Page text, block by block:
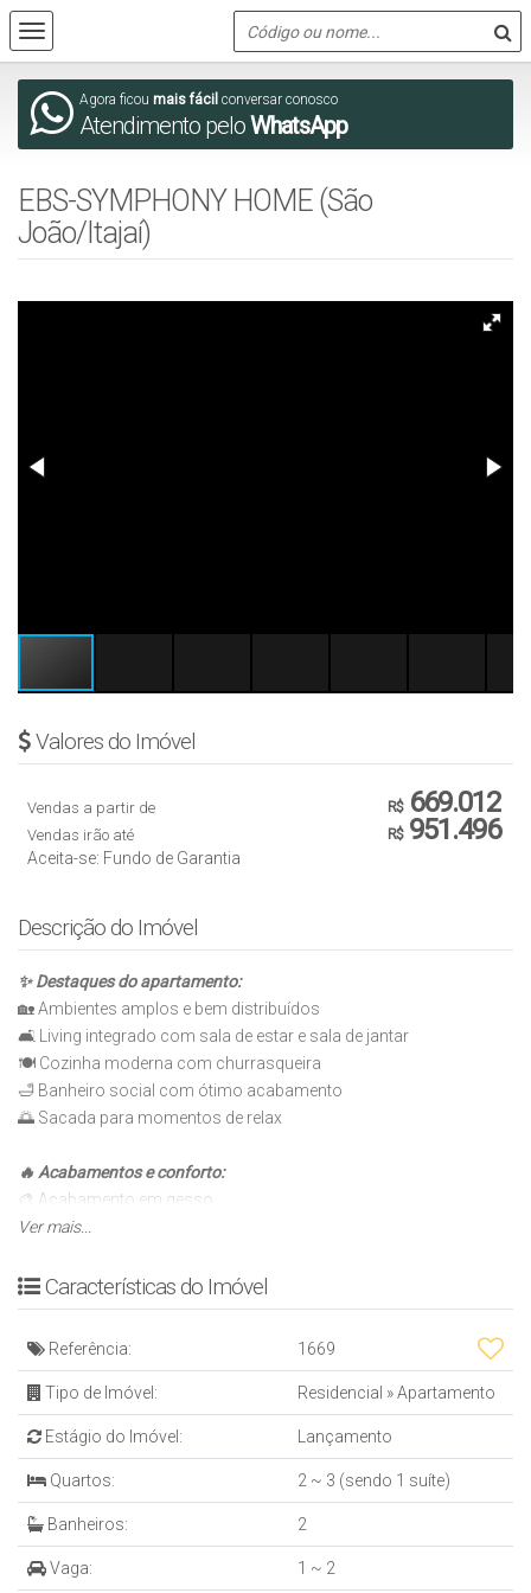
Agora ficou mais fácil conversar conosco
Atendimento peloWhatsApp
EBS-SYMPHONY HOME (São
João/Itajaí)
Valores do Imóvel
R$669.012
Vendas a partir de
R$951.496
Vendas irão até
Aceita-se: Fundo de Garantia
Descrição do Imóvel
✨ Destaques do apartamento:
🏡 Ambientes amplos e bem distribuídos
🛋️ Living integrado com sala de estar e sala de jantar
🍽️ Cozinha moderna com churrasqueira
🛁 Banheiro social com ótimo acabamento
🌅 Sacada para momentos de relax
🔥 Acabamentos e conforto:
🎨 Acabamento em gesso
🏠 Piso vinílico
❄️ Espera para split
🌡️ Aquecimento a gás e infraestrutura para água quente
📞 Interfone
🧯 Gás individual
💧 Hidrômetro individual
Tudo isso para oferecer mais conforto, praticidade e qualidade de
vida pra você e sua família! 🥰
Ver mais...
Características do Imóvel
Referência: 1669
Tipo de Imóvel: Residencial »Apartamento
Estágio do Imóvel: Lançamento
Quartos: 2 ~ 3 (sendo 1 suíte)
Banheiros: 2
Vaga: 1 ~ 2